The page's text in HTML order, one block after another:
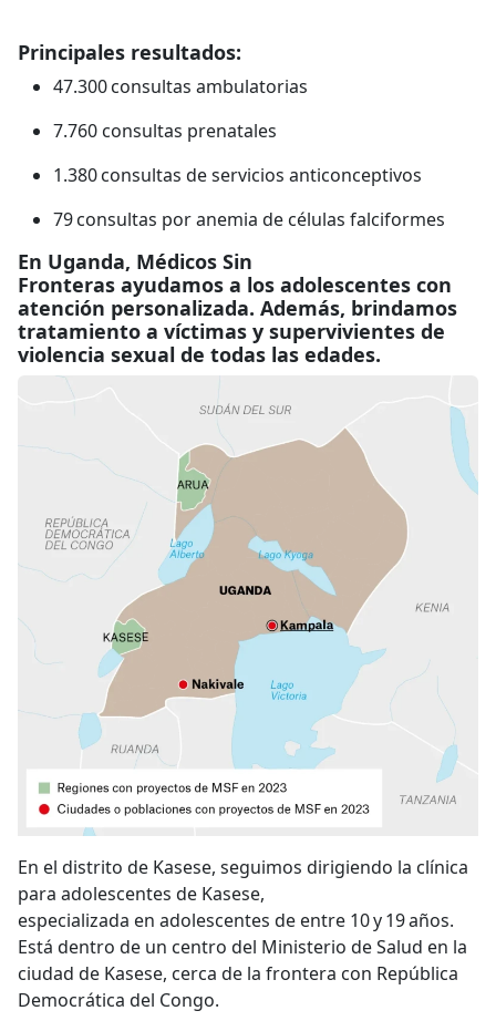
Principales resultados:
47.300 consultas ambulatorias
7.760 consultas prenatales
1.380 consultas de servicios anticonceptivos
79 consultas por anemia de células falciformes
En Uganda, Médicos Sin
Fronteras ayudamos a los adolescentes con
atención personalizada. Además, brindamos
tratamiento a víctimas y supervivientes de
violencia sexual de todas las edades.
En el distrito de Kasese, seguimos dirigiendo la clínica
para adolescentes de Kasese,
especializada en adolescentes de entre 10 y 19 años.
Está dentro de un centro del Ministerio de Salud en la
ciudad de Kasese, cerca de la frontera con República
Democrática del Congo.